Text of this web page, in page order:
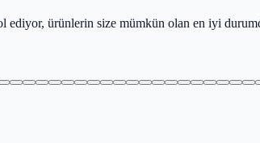
ürünlerin size mümkün olan en iyi